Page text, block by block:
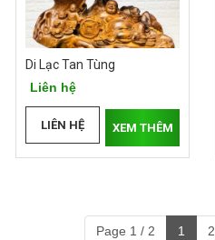
Di Lạc Tan Tùng
Liên hệ
LIÊN HỆ XEM THÊM
Page 1 / 2 1 2